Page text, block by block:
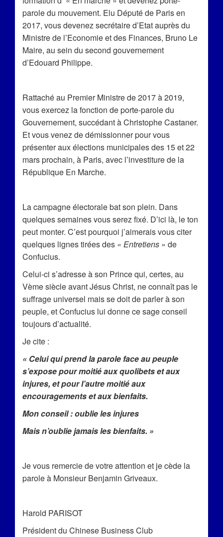
parole du mouvement. Elu Député de Paris en
2017, vous devenez secrétaire d’Etat auprès du
Ministre de l’Economie et des Finances, Bruno Le
Maire, au sein du second gouvernement
d’Edouard Philippe.
Rattaché au Premier Ministre de 2017 à 2019,
vous exercez la fonction de porte-parole du
Gouvernement, succédant à Christophe Castaner.
Et vous venez de démissionner pour vous
présenter aux élections municipales des 15 et 22
mars prochain, à Paris, avec l’investiture de la
République En Marche.
La campagne électorale bat son plein. Dans
quelques semaines vous serez fixé. D’ici là, le ton
peut monter. C’est pourquoi j’aimerais vous citer
quelques lignes tirées des « Entretiens » de
Confucius.
Celui-ci s’adresse à son Prince qui, certes, au
Vèmesiècle avant Jésus Christ, ne connaît pas le
suffrage universel mais se doit de parler à son
peuple, et Confucius lui donne ce sage conseil
toujours d’actualité.
Je cite :
« Celui qui prend la parole face au peuple
s’expose pour moitié aux quolibets et aux
injures, et pour l’autre moitié aux
encouragements et aux bienfaits.
Mon conseil : oublie les injures
Mais n’oubliejamaisles bienfaits. »
Je vous remercie de votre attention et je cède la
parole à Monsieur Benjamin Griveaux.
Harold PARISOT
Président du Chinese Business Club